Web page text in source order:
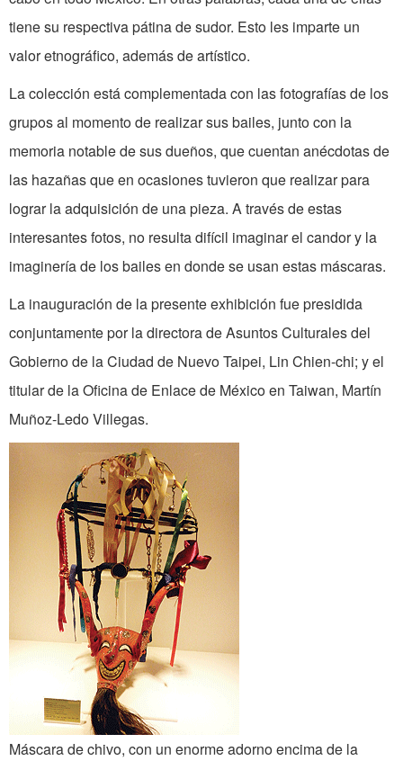
tiene su respectiva pátina de sudor. Esto les imparte un
valor etnográfico, además de artístico.
La colección está complementada con las fotografías de los
grupos al momento de realizar sus bailes, junto con la
memoria notable de sus dueños, que cuentan anécdotas de
las hazañas que en ocasiones tuvieron que realizar para
lograr la adquisición de una pieza. A través de estas
interesantes fotos, no resulta difícil imaginar el candor y la
imaginería de los bailes en donde se usan estas máscaras.
La inauguración de la presente exhibición fue presidida
conjuntamente por la directora de Asuntos Culturales del
Gobierno de la Ciudad de Nuevo Taipei, Lin Chien-chi; y el
titular de la Oficina de Enlace de México en Taiwan, Martín
Muñoz-Ledo Villegas.
Máscara de chivo, con un enorme adorno encima de la